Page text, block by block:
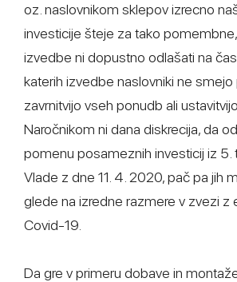
oz. naslovnikom sklepov izrecno
investicije šteje za tako
izvedbe ni dopustno odlašati na
katerih izvedbe naslovniki ne smejo
zavrnitvijo vseh ponudb ali
Naročnikom ni dana diskrecija, da
pomenu posameznih investicij iz 5.
Vlade z dne 11. 4. 2020, pač pa jih
glede na izredne razmere v zvezi z
Covid-19.
Da gre v primeru dobave in